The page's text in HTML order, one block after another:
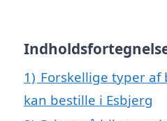
1) Forskellige typer
kan bestille i Esbjerg